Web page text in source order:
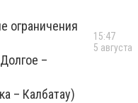
ограничения
–
– Калбатау)
15:47
5 августа